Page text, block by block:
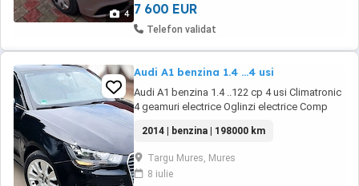
4 7 600 EUR
Telefon validat
Audi A1 benzina 1.4 ...4 usi
Audi A1 benzina 1.4 ..122 cp 4 usi Climatronic
4 geamuri electrice Oglinzi electrice Comp
Scaune încălzite Navigație Bluethoot Cotiera
Senzori lumini Senzori ploaie Senzori
presiune roti Proiectoare ceata Jante aliaj
Stare f buna
2014 | benzina | 198000 km
Targu Mures, Mures
8 iulie